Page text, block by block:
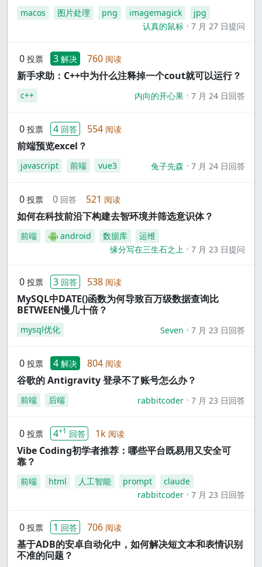
macos 图片处理 png imagemagick
jpg
认真的鼠标
7 月 27 日提问
0 投票 3 解决 760 阅读
新手求助：C++中为什么注释掉一个cout就可以运行？
c++ 内向的开心果 7 月 24 日回答
0 投票 4 回答 554 阅读
前端预览excel？
javascript 前端 vue3 兔子先森 7 月 24 日回答
0 投票 0 回答 521 阅读
如何在科技前沿下构建去智环境并筛选意识体？
前端 android 数据库
运维
缘分写在三生石之上
7 月 23 日提问
0 投票 3 回答 538 阅读
MySQL中DATE()函数为何导致百万级数据查询比
BETWEEN慢几十倍？
mysql优化 Seven 7 月 23 日回答
0 投票 4 解决 804 阅读
谷歌的 Antigravity 登录不了账号怎么办？
前端 后端 rabbitcoder 7 月 23 日回答
0 投票 4+1 回答 1k 阅读
Vibe Coding初学者推荐：哪些平台既易用又安全可
靠？
前端 html 人工智能 prompt
claude
rabbitcoder
7 月 23 日回答
0 投票 1 回答 706 阅读
基于ADB的安卓自动化中，如何解决短文本和表情识别
不准的问题？